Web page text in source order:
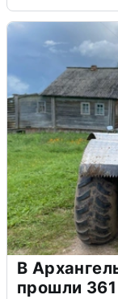
В
прошли